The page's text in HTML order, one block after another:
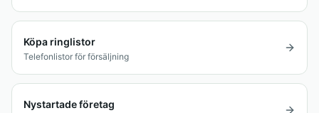
Köpa ringlistor
Telefonlistor för försäljning
Nystartade företag